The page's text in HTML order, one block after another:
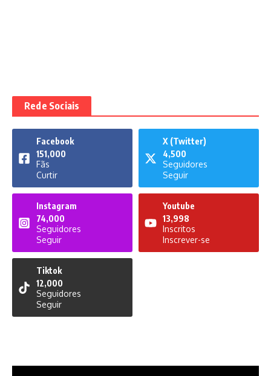
Rede Sociais
Facebook
151,000
Fãs
Curtir
X (Twitter)
4,500
Seguidores
Seguir
Instagram
74,000
Seguidores
Seguir
Youtube
13,998
Inscritos
Inscrever-se
Tiktok
12,000
Seguidores
Seguir